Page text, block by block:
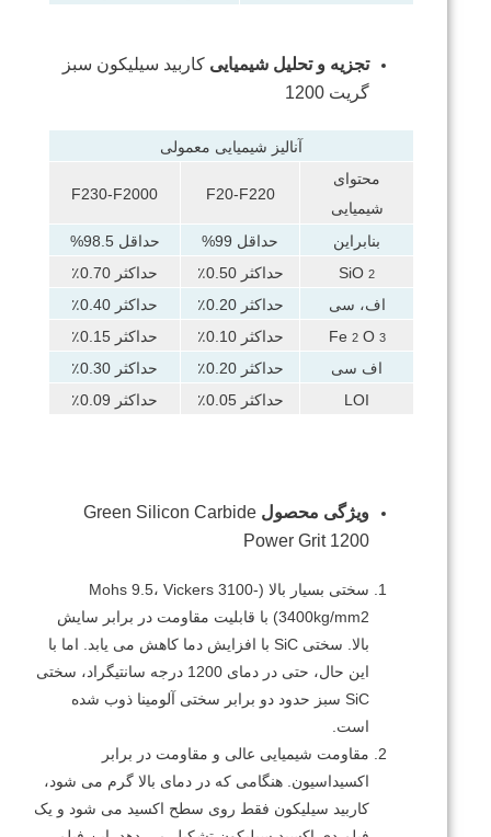
تجزیه و تحلیل شیمیایی کاربید سیلیکون سبز
گریت 1200
آنالیز شیمیایی معمولی
محتوای
شیمیایی
F20-F220
F230-F2000
بنابراین حداقل 99%
حداقل 98.5%
SiO 2 حداکثر 0.50٪
حداکثر 0.70٪
اف، سی
حداکثر 0.20٪
حداکثر 0.40٪
Fe 2O 3 حداکثر 0.10٪
حداکثر 0.15٪
اف سی
حداکثر 0.20٪
حداکثر 0.30٪
LOI
حداکثر 0.05٪ حداکثر 0.09٪
ویژگی محصول Green Silicon Carbide
Power Grit 1200
سختی بسیار بالا (Mohs 9.5، Vickers 3100-
3400kg/mm2) با قابلیت مقاومت در برابر سایش
بالا. سختی SiC با افزایش دما کاهش می یابد.
اما با
این حال، حتی در دمای 1200 درجه سانتیگراد، سختی
SiC سبز حدود دو برابر سختی آلومینا ذوب شده
است.
مقاومت شیمیایی عالی و مقاومت در برابر
اکسیداسیون.هنگامی که در دمای بالا گرم می شود،
کاربید سیلیکون فقط روی سطح اکسید می شود و یک